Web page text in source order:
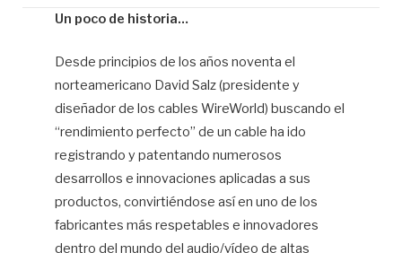
Un poco de historia…
Desde principios de los años noventa el
norteamericano David Salz (presidente y
diseñador de los cables WireWorld) buscando el
“rendimiento perfecto” de un cable ha ido
registrando y patentando numerosos
desarrollos e innovaciones aplicadas a sus
productos, convirtiéndose así en uno de los
fabricantes más respetables e innovadores
dentro del mundo del audio/vídeo de altas